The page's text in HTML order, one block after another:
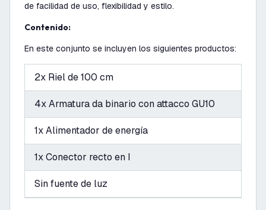
de facilidad de uso, flexibilidad y estilo.
Contenido:
En este conjunto se incluyen los siguientes productos:
2x Riel de 100 cm
4x Armatura da binario con attacco GU10
1x Alimentador de energía
1x Conector recto en I
Sin fuente de luz